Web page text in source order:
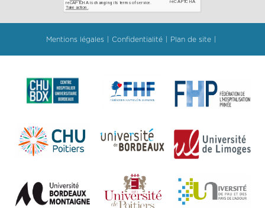
Mentions légales Confidentialité Plan de site